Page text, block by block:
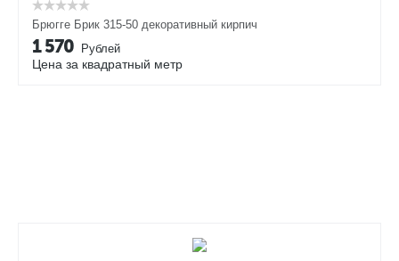
Брюгге Брик 315-50 декоративный кирпич
1 570 Рублей
Цена за квадратный метр